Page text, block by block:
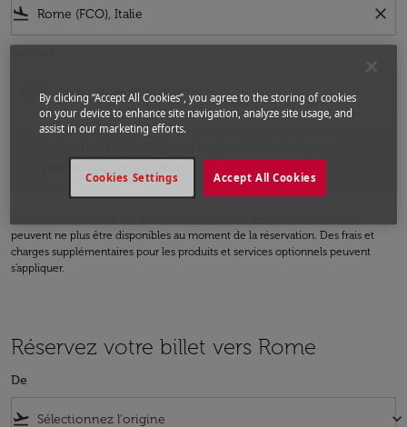
flight_land close
MRU
Aucun tarif ne correspond à vos critères de filtrage. Veuillez ajuster
peuvent ne plus être disponibles au moment de la réservation. Des frais et
charges supplémentaires pour les produits et services optionnels peuvent
s'appliquer.
Réservez votre billet vers Rome
De
flight_takeoff keyboard_arrow_down
By clicking “Accept All Cookies”, you agree to the storing of cookies
on your device to enhance site navigation, analyze site usage, and
assist in our marketing efforts.
Accept All Cookies
Cookies Settings